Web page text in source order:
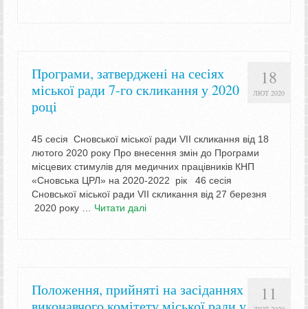
18
ЛЮТ 2020
Програми, затверджені на сесіях
міської ради 7-го скликання у 2020
році
45 сесія Сновської міської ради VII скликання від 18
лютого 2020 року Про внесення змін до Програми
місцевих стимулів для медичних працівників КНП
«Сновська ЦРЛ» на 2020-2022 рік 46 сесія
Сновської міської ради VII скликання від 27 березня
2020 року … Читати далі
11
Положення, прийняті на засіданнях